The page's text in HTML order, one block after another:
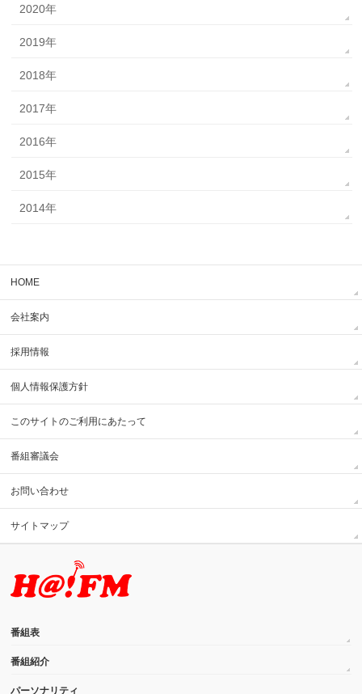
2020年
2019年
2018年
2017年
2016年
2015年
2014年
HOME
会社案内
採用情報
個人情報保護方針
このサイトのご利用にあたって
番組審議会
お問い合わせ
サイトマップ
番組表
番組紹介
パーソナリティ